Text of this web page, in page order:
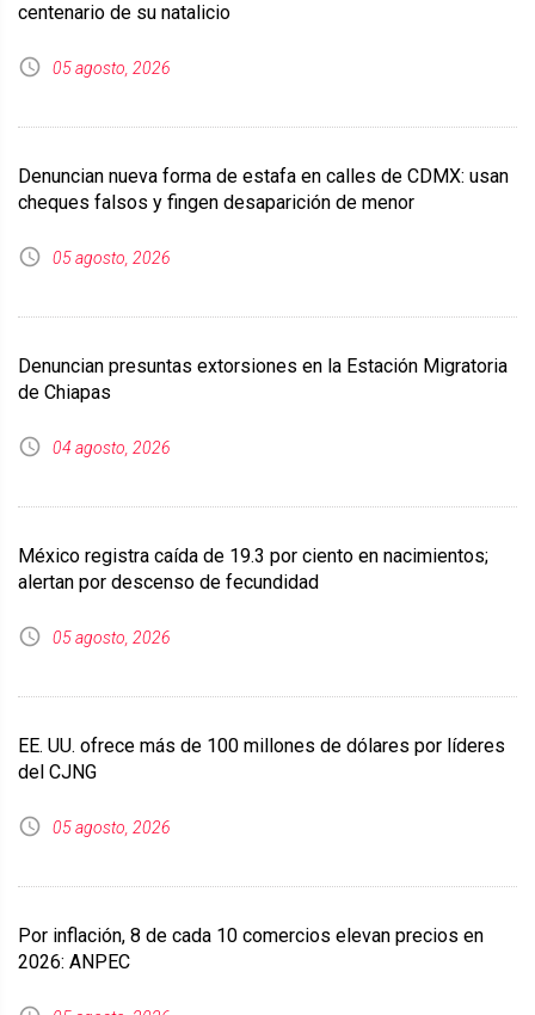
centenario de su natalicio
05 agosto, 2026
Denuncian nueva forma de estafa en calles de CDMX: usan
cheques falsos y fingen desaparición de menor
05 agosto, 2026
Denuncian presuntas extorsiones en la Estación Migratoria
de Chiapas
04 agosto, 2026
México registra caída de 19.3 por ciento en nacimientos;
alertan por descenso de fecundidad
05 agosto, 2026
EE. UU. ofrece más de 100 millones de dólares por líderes
del CJNG
05 agosto, 2026
Por inflación, 8 de cada 10 comercios elevan precios en
2026: ANPEC